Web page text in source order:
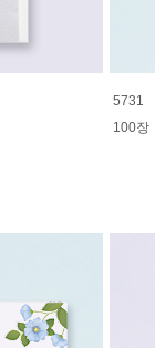
5731